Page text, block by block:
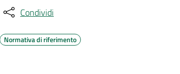
Condividi
Normativa di riferimento